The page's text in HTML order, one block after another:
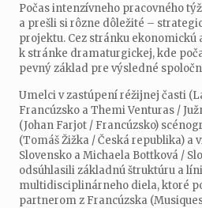
Počas intenzívneho pracovného
a prešli si rôzne dôležité –
projektu. Cez stránku ekonomickú
k stránke dramaturgickej, kde
pevný základ pre výsledné
Umelci v zastúpení réžijnej časti
Francúzsko a Themi Venturas /
(Johan Farjot / Francúzsko)
(Tomáš Žižka / Česká republika) a
Slovensko a Michaela Bottková /
odsúhlasili základnú štruktúru a
multidisciplinárneho diela, ktoré
partnerom z Francúzska